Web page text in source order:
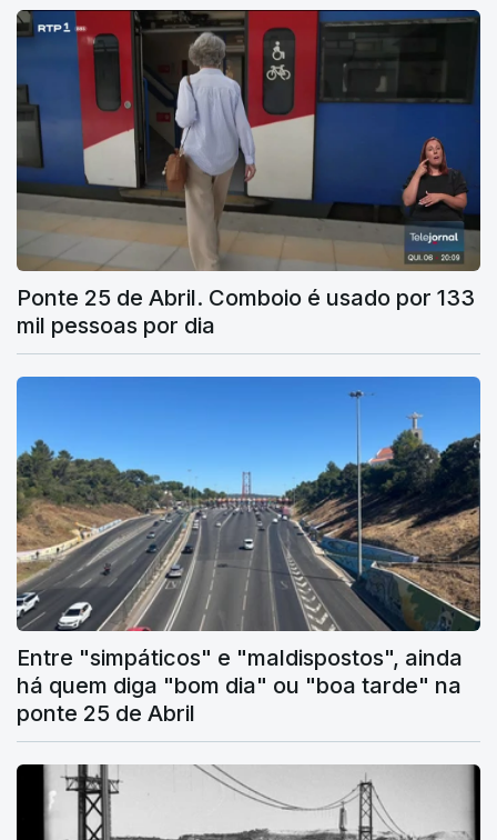
Ponte 25 de Abril. Comboio é usado por 133
mil pessoas por dia
Entre "simpáticos" e "maldispostos", ainda
há quem diga "bom dia" ou "boa tarde" na
ponte 25 de Abril